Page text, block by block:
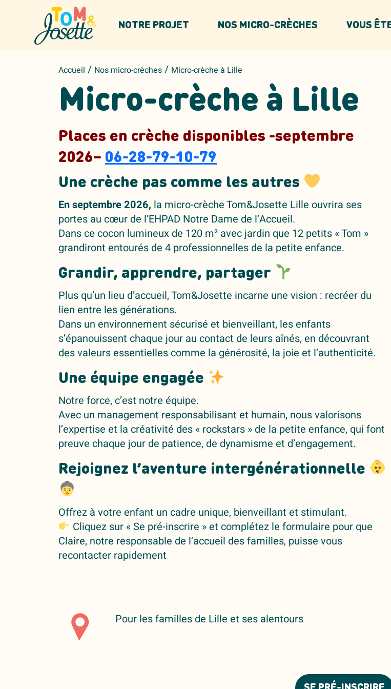
NOTRE PROJET NOS MICRO-CRÈCHES VOUS
Accueil / Nos micro-crèches / Micro-crèche à Lille
Micro-crèche à Lille
Places en crèche disponibles -septembre
2026– 06-28-79-10-79
Une crèche pas comme les autres
En septembre 2026, la micro-crèche Tom&Josette Lille ouvrira ses
portes au cœur de l’EHPAD Notre Dame de l’Accueil.
Dans ce cocon lumineux de 120 m² avec jardin que 12 petits « Tom »
grandiront entourés de 4 professionnelles de la petite enfance.
Grandir, apprendre, partager
Plus qu’un lieu d’accueil, Tom&Josette incarne une vision : recréer du
lien entre les générations.
Dans un environnement sécurisé et bienveillant, les enfants
s’épanouissent chaque jour au contact de leurs aînés, en découvrant
des valeurs essentielles comme la générosité, la joie et l’authenticité.
Une équipe engagée
Notre force, c’est notre équipe.
Avec un management responsabilisant et humain, nous valorisons
l’expertise et la créativité des « rockstars » de la petite enfance, qui font
preuve chaque jour de patience, de dynamisme et d’engagement.
Rejoignez l’aventure intergénérationnelle
Offrez à votre enfant un cadre unique, bienveillant et stimulant.
Cliquez sur « Se pré-inscrire » et complétez le formulaire pour que
Claire, notre responsable de l’accueil des familles, puisse vous
recontacter rapidement
Pour les familles de Lille et ses alentours
Panneau de gestion des cookies